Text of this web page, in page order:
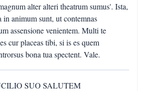
alter alteri theatrum sumus'. Ista,
animum sunt, ut contemnas
assensione venientem. Multi te
cur placeas tibi, si is es quem
bona tua spectent. Vale.
SUO SALUTEM